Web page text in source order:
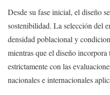
Desde su fase inicial, el diseño
sostenibilidad. La selección del
densidad poblacional y
mientras que el diseño
estrictamente con las
nacionales e internacionales